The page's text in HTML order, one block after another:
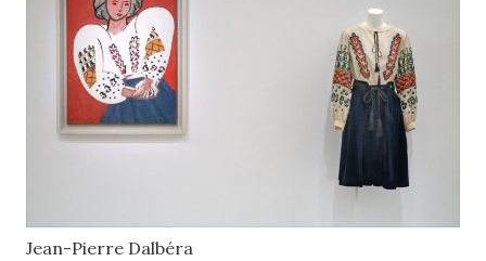
Jean-Pierre Dalbéra